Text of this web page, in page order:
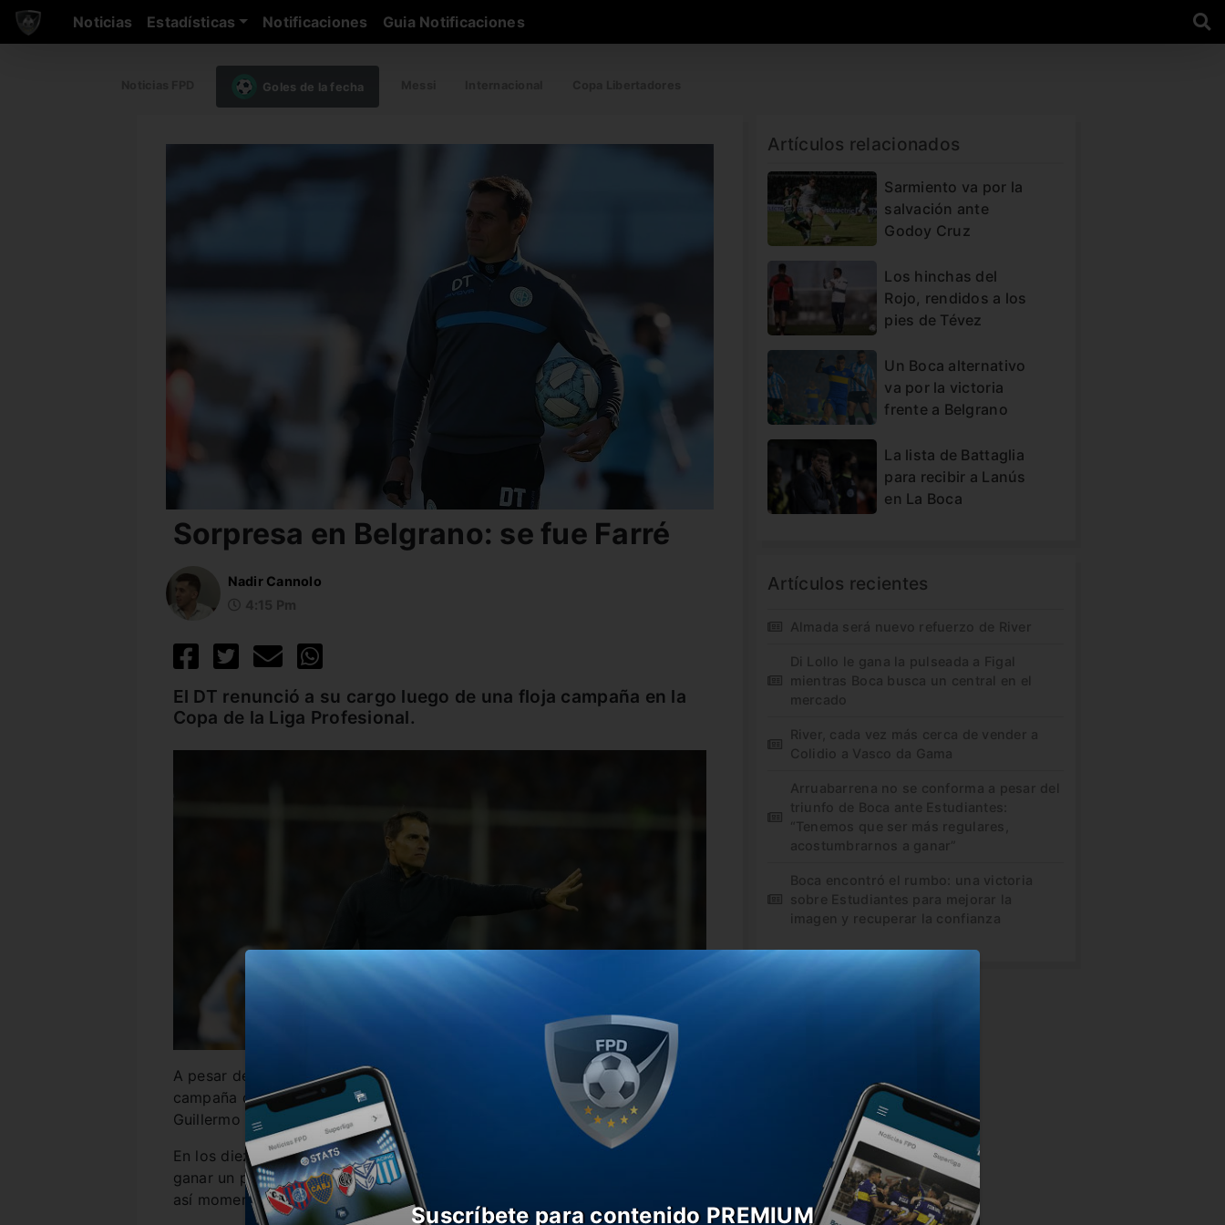
Noticias Estadísticas Notificaciones Guia Notificaciones
Goles de la fecha
Sorpresa en Belgrano: se fue Farré
Nadir Cannolo
El DT renunció a su cargo luego de una floja campaña en la
Copa de la Liga Profesional.
A pesar de haber llevado al Pirata a la Sudamericana 2024, la mala
campaña de los cordobeses en el torneo local condujo al final del ciclo de
Guillermo Farré al frente del primer equipo.
En los diez encuentros disputados hasta el momento, Belgrano sólo logró
ganar un partido, perdió cinco y cayó en los cuatro restantes, quedando
así momentáneamente en la penúltima posición en su zona.
Artículos relacionados
Sarmiento va por la
salvación ante
Godoy Cruz
Los hinchas del
Rojo, rendidos a los
pies de Tévez
Un Boca alternativo
va por la victoria
frente a Belgrano
La lista de Battaglia
para recibir a Lanús
en La Boca
Artículos recientes
Almada será nuevo refuerzo de River
Di Lollo le gana la pulseada a Figal
mientras Boca busca un central en el
mercado
River, cada vez más cerca de vender a
Colidio a Vasco da Gama
Arruabarrena no se conforma a pesar del
triunfo de Boca ante Estudiantes:
“Tenemos que ser más regulares,
acostumbrarnos a ganar”
Boca encontró el rumbo: una victoria
sobre Estudiantes para mejorar la
imagen y recuperar la confianza
Suscríbete para contenido PREMIUM